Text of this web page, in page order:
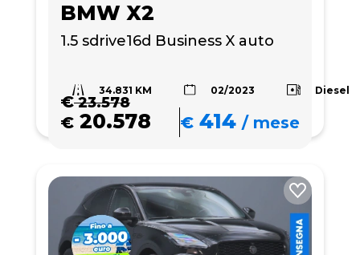
BMW X2
1.5 sdrive16d Business X auto
34.831 KM 02/2023 Diesel
€23.578
€ 20.578 € 414 /mese